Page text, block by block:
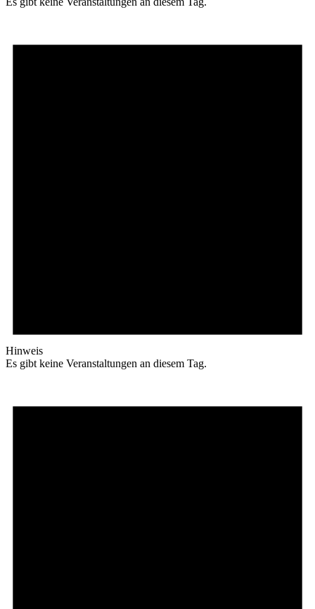
Hinweis
Es gibt keine Veranstaltungen an diesem Tag.